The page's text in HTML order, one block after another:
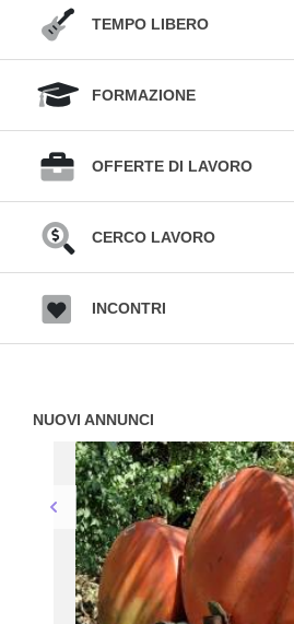
TEMPO LIBERO
FORMAZIONE
OFFERTE DI LAVORO
CERCO LAVORO
INCONTRI
NUOVI ANNUNCI